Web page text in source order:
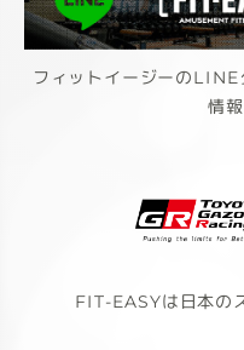
フィットイージーの
情
FIT-EASYは日本の